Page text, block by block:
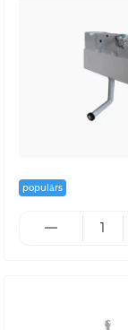
populārs